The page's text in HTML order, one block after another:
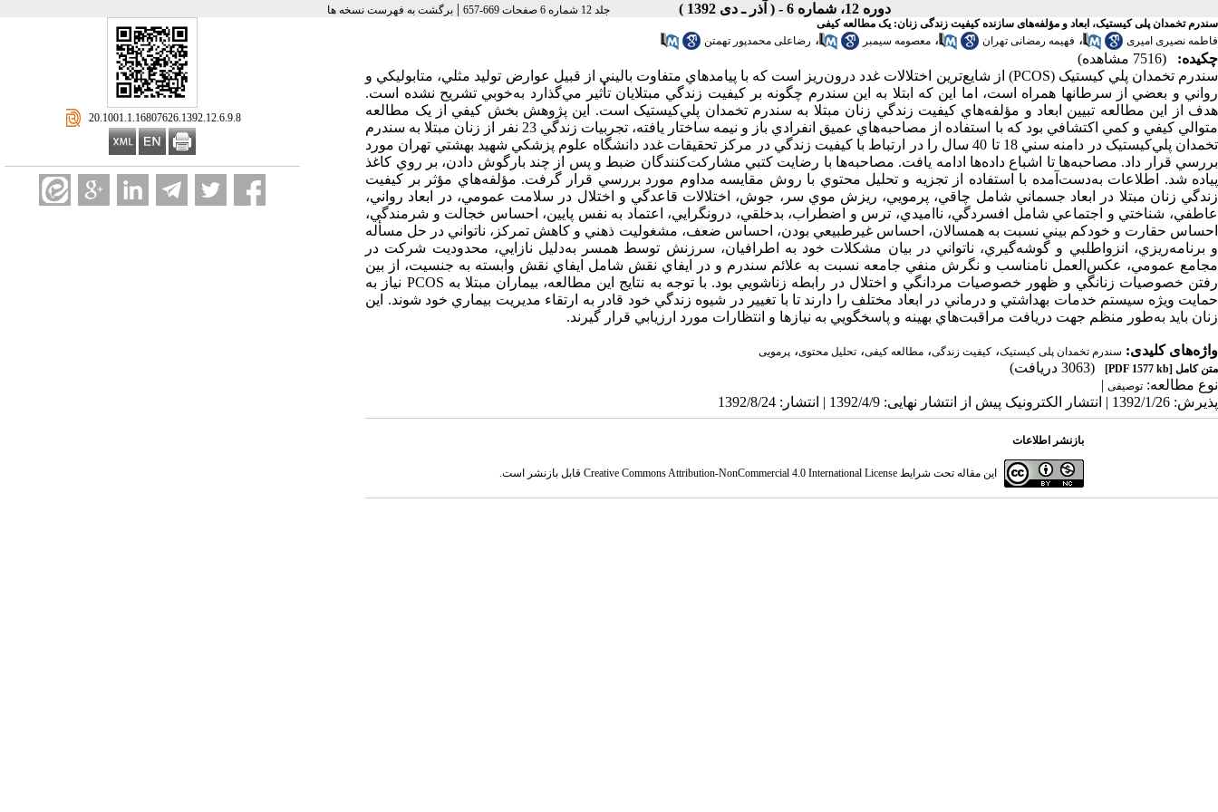
دوره 12، شماره 6 - ( آذر ـ دی 1392 ) جلد 12 شماره 6 صفحات 669-657 | برگشت به فهرست نسخه ها
‎ 20.1001.1.16807626.1392.12.6.9.8
سندرم تخمدان پلی کیستیک، ابعاد و مؤلفه‌های سازنده کیفیت زندگی زنان: یک مطالعه کیفی
فاطمه نصیری امیری
، فهیمه رمضانی تهران ، معصومه سیمبر ، رضاعلی محمدپور تهمتن
چکیده:
(7516 مشاهده)
سندرم تخمدان پلي کيستيک (PCOS) از شايع‌ترين اختلالات غدد درون‌ريز است که با پيامدهاي متفاوت باليني از قبيل عوارض توليد مثلي، متابوليکي و
رواني و بعضي از سرطانها همراه است، اما اين که ابتلا به اين سندرم چگونه بر کيفيت زندگي مبتلايان تأثير مي‌گذارد به‌خوبي تشريح نشده است.
هدف از اين مطالعه تبيين ابعاد و مؤلفه‌هاي کيفيت زندگي زنان مبتلا به سندرم تخمدان پلي‌کيستيک است. اين پژوهش بخش کيفي از يک مطالعه
متوالي کيفي و کمي اکتشافي بود که با استفاده از مصاحبه‌هاي عميق انفرادي باز و نيمه ساختار يافته، تجربيات زندگي 23 نفر از زنان مبتلا به سندرم
تخمدان پلي‌کيستيک در دامنه سني 18 تا 40 سال را در ارتباط با کيفيت زندگي در مرکز تحقيقات غدد دانشگاه علوم پزشکي شهيد بهشتي تهران مورد
بررسي قرار داد. مصاحبه‌ها تا اشباع داده‌ها ادامه يافت. مصاحبه‌ها با رضايت كتبي مشاركت‌كنندگان ضبط و پس از چند بارگوش دادن، بر روي كاغذ
پياده شد. اطلاعات به‌دست‌آمده با استفاده از تجزيه و تحليل محتوي با روش مقايسه مداوم مورد بررسي قرار گرفت. مؤلفه‌هاي مؤثر بر کيفيت
زندگي زنان مبتلا در ابعاد جسماني شامل چاقي، پرمويي، ريزش موي سر، جوش، اختلالات قاعدگي و اختلال در سلامت عمومي، در ابعاد رواني،
عاطفي، شناختي و اجتماعي شامل افسردگي، نااميدي، ترس و اضطراب، بدخلقي، درونگرايي، اعتماد به نفس پايين، احساس خجالت و شرمندگي،
احساس حقارت و خودکم بيني نسبت به همسالان، احساس غيرطبيعي بودن، احساس ضعف، مشغوليت ذهني و کاهش تمرکز، ناتواني در حل مسأله
و برنامه‌ريزي، انزواطلبي و گوشه‌گيري، ناتواني در بيان مشکلات خود به اطرافيان، سرزنش توسط همسر به‌دليل نازايي، محدوديت شرکت در
مجامع عمومي، عکس‌العمل نامناسب و نگرش منفي جامعه نسبت به علائم سندرم و در ايفاي نقش شامل ايفاي نقش وابسته به جنسيت، از بين
رفتن خصوصيات زنانگي و ظهور خصوصيات مردانگي و اختلال در رابطه زناشويي بود. با توجه به نتايج اين مطالعه، بيماران مبتلا به PCOS نياز به
حمايت ويژه سيستم خدمات بهداشتي و درماني در ابعاد مختلف را دارند تا با تغيير در شيوه زندگي خود قادر به ارتقاء مديريت بيماري خود شوند. اين
زنان بايد به‌طور منظم جهت دريافت مراقبت‌هاي بهينه و پاسخگويي به نيازها و انتظارات مورد ارزيابي قرار گيرند.
واژه‌های کلیدی: سندرم تخمدان پلی کیستیک، کیفیت زندگی، مطالعه کیفی، تحلیل محتوی، پرمویی
متن کامل [PDF 1577 kb]
(3063 دریافت)
نوع مطالعه: توصیفی |
پذیرش: 1392/1/26 | انتشار الکترونیک پیش از انتشار نهایی: 1392/4/9 | انتشار: 1392/8/24
بازنشر اطلاعات
این مقاله تحت شرایط Creative Commons Attribution-NonCommercial 4.0 International Licenseقابل بازنشر است.